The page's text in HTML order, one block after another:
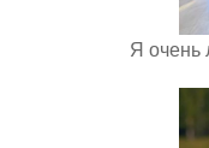
Я очень